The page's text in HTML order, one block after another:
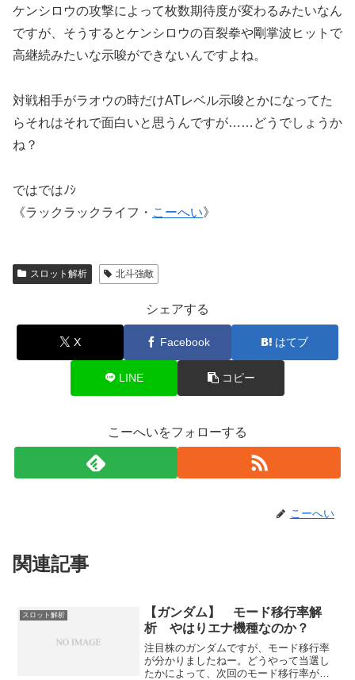
ケンシロウの攻撃によって枚数期待度が変わるみたいなん
ですが、そうするとケンシロウの百裂拳や剛掌波ヒットで
高継続みたいな示唆ができないんですよね。
対戦相手がラオウの時だけATレベル示唆とかになってた
らそれはそれで面白いと思うんですが……どうでしょうか
ね？
ではではﾉｼ
《ラックラックライフ・ こーへい》
スロット解析 北斗強敵
シェアする
X Facebook はてブ
LINE コピー
こーへいをフォローする
こーへい
関連記事
スロット解析
【ガンダム】 モード移行率解
析 やはりエナ機種なのか？
注目株のガンダムですが、モード移行率
が分かりましたねー。どうやって当選し
たかによって、次回のモード移行率が変